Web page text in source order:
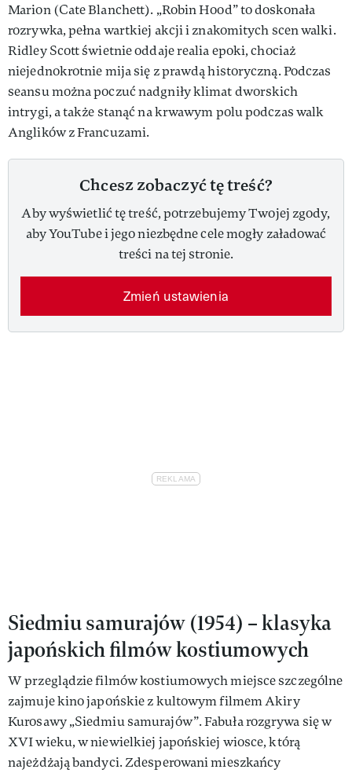
Marion (Cate Blanchett). „Robin Hood” to doskonała
rozrywka, pełna wartkiej akcji i znakomitych scen walki.
Ridley Scott świetnie oddaje realia epoki, chociaż
niejednokrotnie mija się z prawdą historyczną. Podczas
seansu można poczuć nadgniły klimat dworskich
intrygi, a także stanąć na krwawym polu podczas walk
Anglików z Francuzami.
Chcesz zobaczyć tę treść?
Aby wyświetlić tę treść, potrzebujemy Twojej zgody,
aby YouTube i jego niezbędne cele mogły załadować
treści na tej stronie.
Zmień ustawienia
Siedmiu samurajów (1954) – klasyka
japońskich filmów kostiumowych
W przeglądzie filmów kostiumowych miejsce szczególne
zajmuje kino japońskie z kultowym filmem Akiry
Kurosawy „Siedmiu samurajów”. Fabuła rozgrywa się w
XVI wieku, w niewielkiej japońskiej wiosce, którą
najeżdżają bandyci. Zdesperowani mieszkańcy